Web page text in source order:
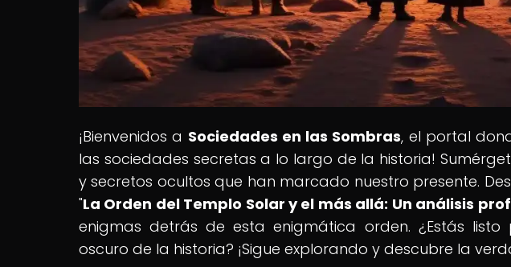
¡Bienvenidos a Sociedades en las Sombras, el portal
las sociedades secretas a lo largo de la historia!
y secretos ocultos que han marcado nuestro presente.
"La Orden del Templo Solar y el más allá: Un análisis
enigmas detrás de esta enigmática orden. ¿Estás
oscuro de la historia? ¡Sigue explorando y descubre la